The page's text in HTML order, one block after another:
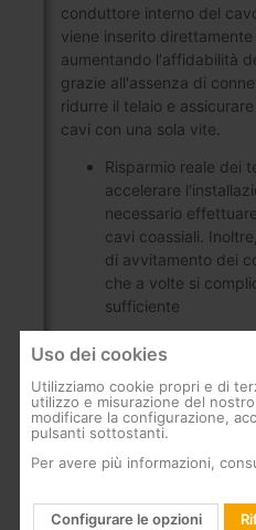
conduttore interno del
viene inserito
aumentando l'affidabilità
grazie all'assenza di
ridurre il telaio e
cavi con una sola vite.
Risparmio reale dei
accelerare
necessario
cavi coassiali.
di avvitamento dei
che a volte si
sufficiente
trattiene i cavi
allentarsi
Risparmio
connettore
Ottimizzazione
dispositivo,
Uso dei cookies
Utilizziamo cookie propri e di
utilizzo e misurazione del
modificare la configurazione,
pulsanti sottostanti.
Per avere più informazioni,
Configurare le opzioni